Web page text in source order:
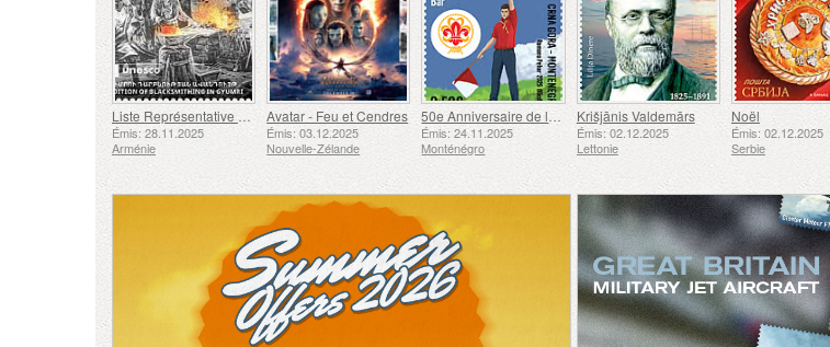
Liste Représentative du Patrimoine Culturel Immatériel de l'humanité de l'UNESCO - Tradition de la Forge à Gyumri
Émis: 28.11.2025
Arménie
Avatar - Feu et Cendres
Émis: 03.12.2025
Nouvelle-Zélande
50e Anniversaire de la Fondation du Bar Scout du 24 Novembre
Émis: 24.11.2025
Monténégro
Krišjānis Valdemārs
Émis: 02.12.2025
Lettonie
Noël
Émis: 02.12.2025
Serbie